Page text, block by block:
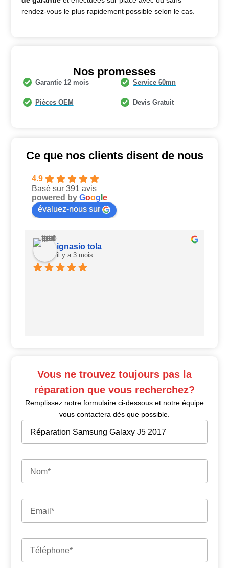
rendez-vous le plus rapidement possible selon le cas.
Nos promesses
Garantie 12 mois Service 60mn
Pièces OEM Devis Gratuit
Ce que nos clients disent de nous
4.9
Basé sur 391 avis
powered byGoog le
évaluez-nous sur
ignasio tola
il y a 3 mois
Vous ne trouvez toujours pas la
réparation que vous recherchez?
Remplissez notre formulaire ci-dessous et notre équipe
vous contactera dès que possible.